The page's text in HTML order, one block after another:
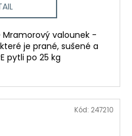
Mramorový valounek -
je prané, sušené a
pytli po 25 kg
Kód: 247210